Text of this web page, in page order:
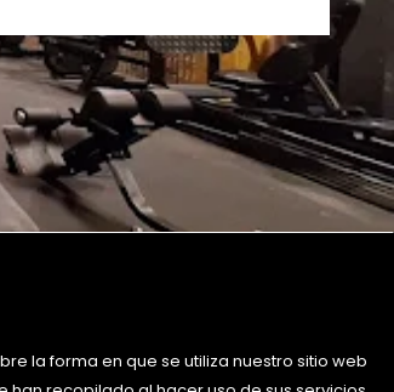
la forma en que se utiliza nuestro sitio web